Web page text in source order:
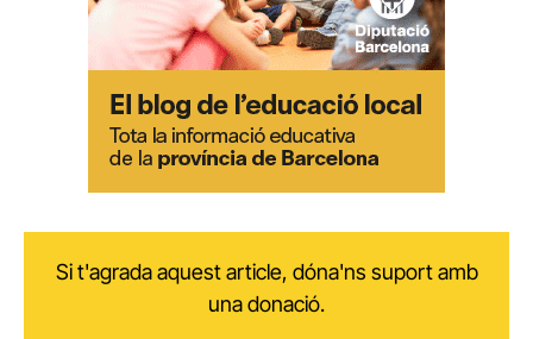
Si t'agrada aquest article, dóna'ns suport amb
una donació.